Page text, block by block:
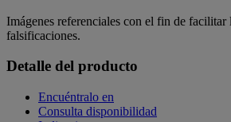
Imágenes referenciales con el fin de
falsificaciones.
Detalle del producto
Encuéntralo en
Consulta disponibilidad